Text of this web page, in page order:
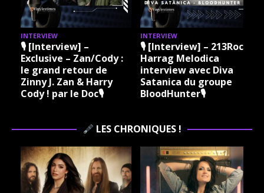
INTERVIEW
🎙 [Interview] –
Exclusive – Zan/Cody :
le grand retour de
Zinny J. Zan & Harry
Cody ! par le Doc🎙
INTERVIEW
🎙 [Interview] – 213Rock
Harrag Melodica
interview avec Diva
Satanica du groupe
BloodHunter🎙
LES CHRONIQUES !